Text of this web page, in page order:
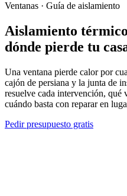
Ventanas · Guía de aislamiento
Aislamiento térmico
dónde pierde tu
Una ventana pierde calor por
cajón de persiana y la junta de
resuelve cada intervención,
cuándo basta con reparar en
Pedir presupuesto gratis